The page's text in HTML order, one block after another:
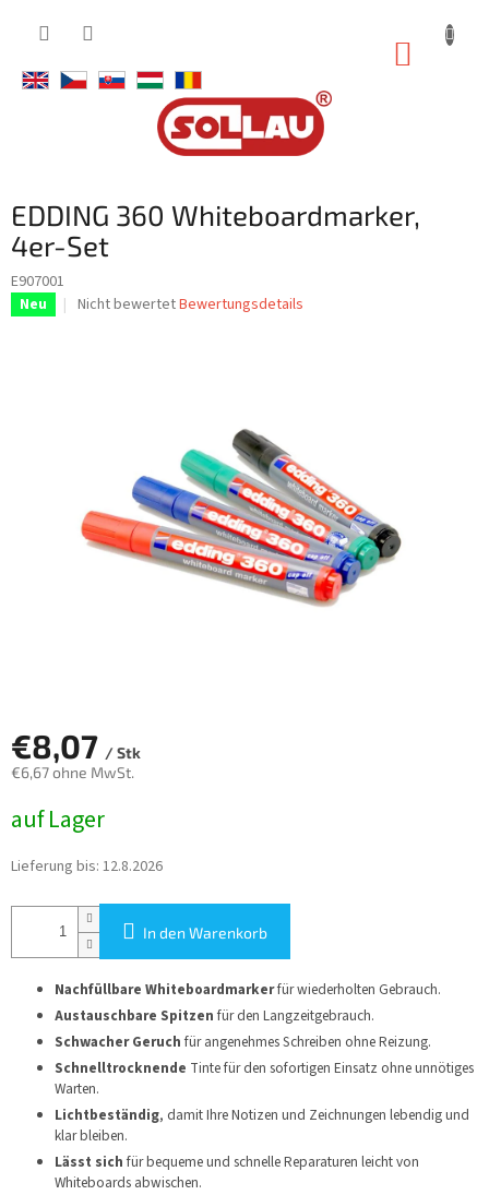
EDDING 360 Whiteboardmarker,
4er-Set
E907001
Neu
Die
Nicht bewertetBewertungsdetails
€8,07 / Stk
€6,67 ohne MwSt.
auf Lager
Lieferung bis: 12.8.2026
In den Warenkorb
Nachfüllbare Whiteboardmarkerfür wiederholten Gebrauch.
Austauschbare Spitzen für den Langzeitgebrauch.
Schwacher Geruch für angenehmes Schreiben ohne Reizung.
Schnelltrocknende Tinte für den sofortigen Einsatz ohne unnötiges
Warten.
Lichtbeständig, damit Ihre Notizen und Zeichnungen lebendig und
klar bleiben.
Lässt sich für bequeme und schnelle Reparaturen leicht von
Whiteboards abwischen.